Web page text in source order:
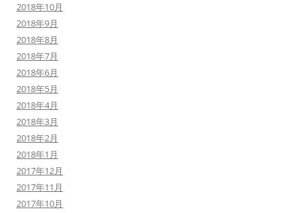
2018年10月
2018年9月
2018年8月
2018年7月
2018年6月
2018年5月
2018年4月
2018年3月
2018年2月
2018年1月
2017年12月
2017年11月
2017年10月